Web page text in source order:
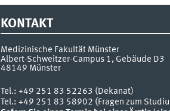
KONTAKT
Medizinische Fakultät Münster
Albert-Schweitzer-Campus 1, Gebäude D3
48149 Münster
Tel.: +49 251 83 52263 (Dekanat)
Tel.: +49 251 83 58902 (Fragen zum